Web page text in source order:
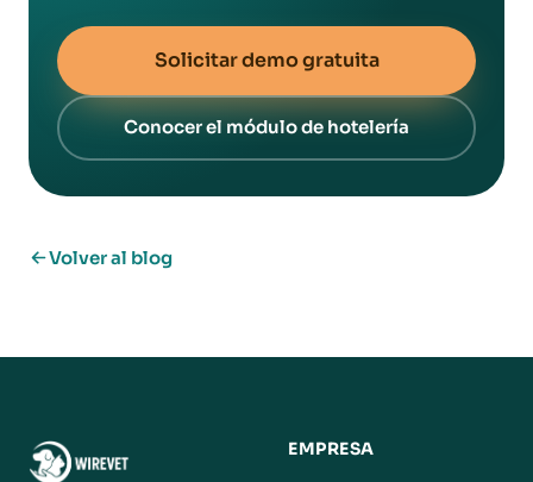
Solicitar demo gratuita
Conocer el módulo de hotelería
Volver al blog
EMPRESA